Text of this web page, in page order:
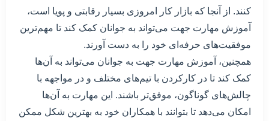
کنند. از آنجا که بازار کار امروزی بسیار رقابتی و پویا است،
آموزش مهارت جهت می‌تواند به جوانان کمک کند تا مهم‌ترین
موفقیت‌های حرفه‌ای خود را به دست آورند.
همچنین، آموزش مهارت جهت به جوانان می‌تواند به آن‌ها
کمک کند تا در کارکردن با تیم‌های مختلف و در مواجهه با
چالش‌های گوناگون، موفق‌تر باشند. این مهارت به آن‌ها
امکان می‌دهد تا بتوانند با همکاران خود به بهترین شکل ممکن